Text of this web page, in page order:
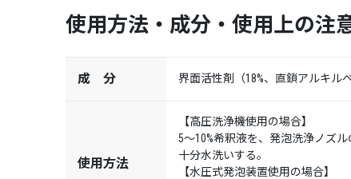
使用方法・成分・使用上の注
成 分 界面活性剤（18%、直鎖アルキル
使用方法
【高圧洗浄機使用の場合】
5～10%希釈液を、発泡洗浄ノズ
十分水洗いする。
【水圧式発泡装置使用の場合】